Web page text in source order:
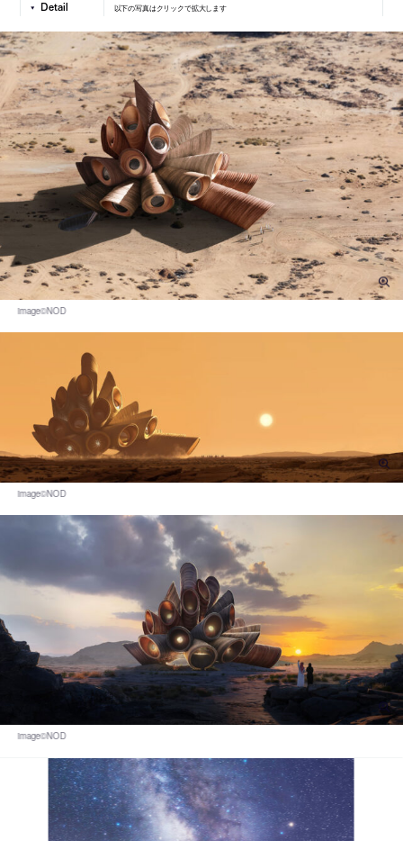
以下の写真はクリックで拡大します